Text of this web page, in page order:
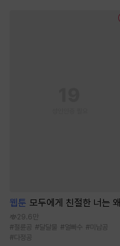
웹툰 모두에게 친절한 너는 왜
29.6만
#절륜공 #달달물 #얼빠수 #미남공
#다정공